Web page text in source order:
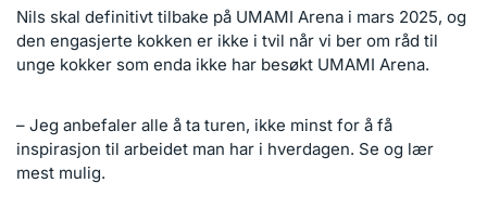
Nils skal definitivt tilbake på UMAMI Arena i mars 2025, og
den engasjerte kokken er ikke i tvil når vi ber om råd til
unge kokker som enda ikke har besøkt UMAMI Arena.
– Jeg anbefaler alle å ta turen, ikke minst for å få
inspirasjon til arbeidet man har i hverdagen. Se og lær
mest mulig.